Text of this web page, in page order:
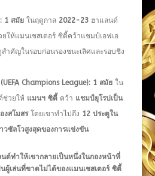
1 สมัยในฤดูกาล 2022-23ฮาแลนด์
ให้แมนเชสเตอร์ ซิตี้คว้าแชมป์เอฟเอ
ำคัญในรอบก่อนรองชนะเลิศและรอบชิง
Champions League): 1 สมัยใน
วยให้ แมนฯ ซิตี้คว้า แชมป์ยุโรปเป็น
งสโมสรโดยเขาทำไปถึง 12 ประตูใน
วซัลโวสูงสุดของการแข่งขัน
ด์ทำให้เขากลายเป็นหนึ่งในกองหน้าที่
ผู้เล่นที่ขาดไม่ได้ของแมนเชสเตอร์ ซิตี้